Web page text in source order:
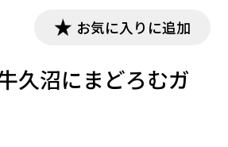
お気に入りに追加
久沼にまどろむガ